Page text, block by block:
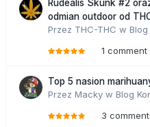
Rudealis Skunk #2
odmian outdoor od
Przez THC-THC w
1 comment
Top 5 nasion
Przez Macky w Blog
3